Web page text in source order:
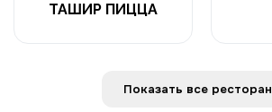
ТАШИР ПИЦЦА
Показать все